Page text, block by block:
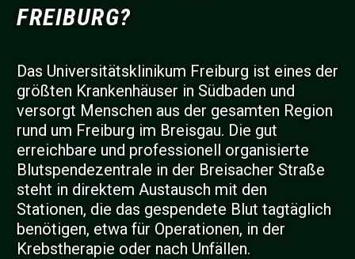
FREIBURG?
Das Universitätsklinikum Freiburg ist eines der
größten Krankenhäuser in Südbaden und
versorgt Menschen aus der gesamten Region
rund um Freiburg im Breisgau. Die gut
erreichbare und professionell organisierte
Blutspendezentrale in der Breisacher Straße
steht in direktem Austausch mit den
Stationen, die das gespendete Blut tagtäglich
benötigen, etwa für Operationen, in der
Krebstherapie oder nach Unfällen.